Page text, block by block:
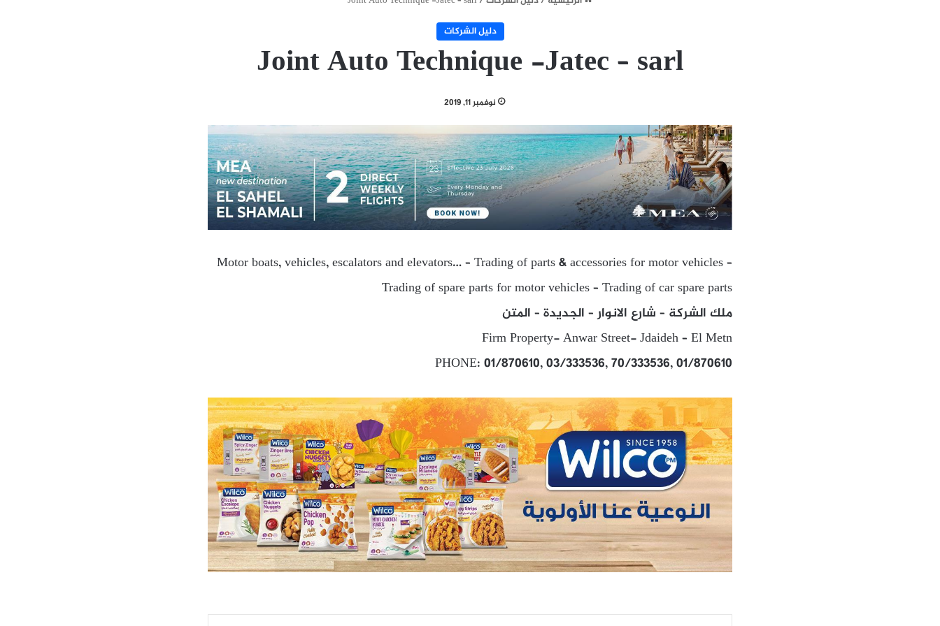
دليل الشركات
Joint Auto Technique -Jatec – sarl
نوفمبر 11, 2019
Motor boats, vehicles, escalators and elevators… – Trading of parts & accessories for motor vehicles –
Trading of spare parts for motor vehicles – Trading of car spare parts
ملك الشركة – شارع الانوار – الجديدة – المتن
Firm Property- Anwar Street- Jdaideh – El Metn
PHONE: 01/870610, 03/333536, 70/333536, 01/870610